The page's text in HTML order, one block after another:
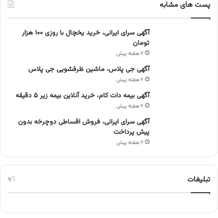
پست های مشابه
آگهی سرای ایرانی، خرید یخچال با روزی ۱۰۰ هزار
تومان
۲ هفته پیش
آگهی جی پلاس، ماشین ظرفشویی جی پلاس
۲ هفته پیش
آگهی بیمه دات کام، خرید آنلاین بیمه زیر ۵ دقیقه
۲ هفته پیش
آگهی سرای ایرانی، فروش اقساطی دوچرخه بدون
پیش پرداخت
۲ هفته پیش
تبلیغات